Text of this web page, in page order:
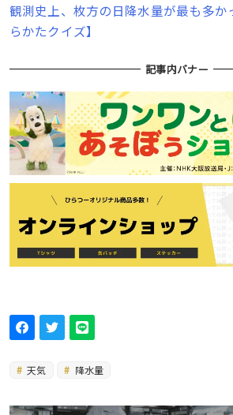
観測史上、枚方の日降水量が最も多か
らかたクイズ】
記事内バナー
天気 降水量